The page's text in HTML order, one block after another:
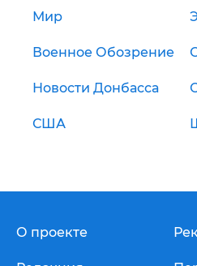
Мир
Военное Обозрение
Новости Донбасса
США
О проекте